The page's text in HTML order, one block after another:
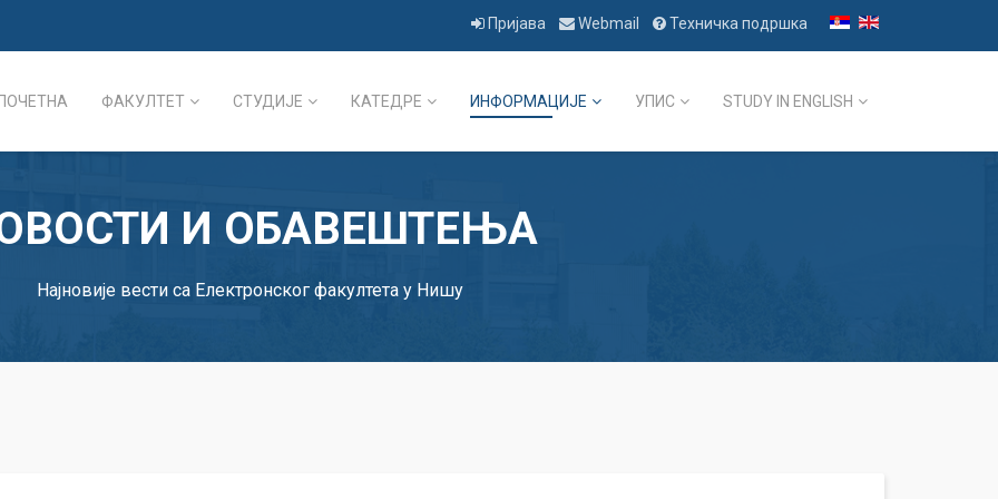
Пријава Webmail Техничка подршка
ФАКУЛТЕТ СТУДИЈЕ КАТЕДРЕ ИНФОРМАЦИЈЕ УПИС STUDY IN ENGLISH
И ОБАВЕШТЕЊА
Најновије вести са Електронског факултета у Нишу